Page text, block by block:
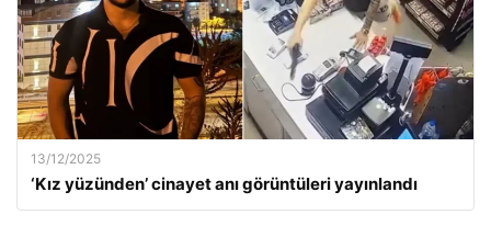
13/12/2025
‘Kız yüzünden’ cinayet anı görüntüleri yayınlandı